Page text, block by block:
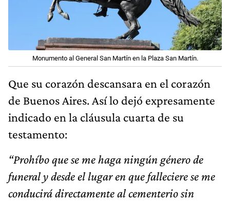
Monumento al General San Martín en la Plaza San Martín.
Que su corazón descansara en el corazón
de Buenos Aires. Así lo dejó expresamente
indicado en la cláusula cuarta de su
testamento:
“Prohíbo que se me haga ningún género de
funeral y desde el lugar en que falleciere se me
conducirá directamente al cementerio sin